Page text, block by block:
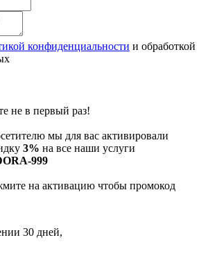
конфиденциальности и обработкой
не в первый раз!
мы для вас активировали
3% на все наши услуги
999
на активацию чтобы промокод
30 дней,